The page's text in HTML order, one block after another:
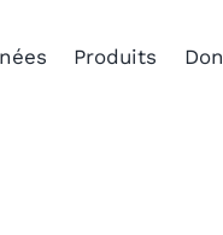
Produits Don